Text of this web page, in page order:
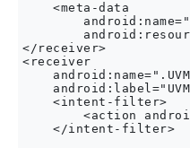
    <meta-data
</receiver>
<receiver
    <intent-filter>
<action
    </intent-filter>